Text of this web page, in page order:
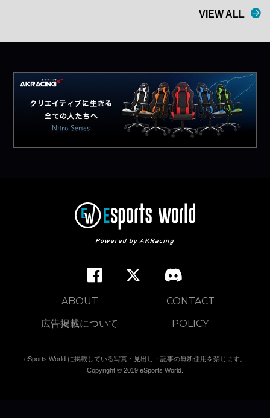
VIEW ALL
ABOUT
CONTACT
広告掲載について
POLICY
eSports World に掲載している写真・見出し・記事の無断使用を禁じます。
Copyright © 2019 eSports World.